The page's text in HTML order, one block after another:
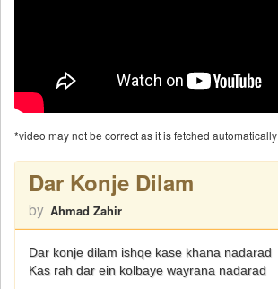
*video may not be correct as it is fetched automatically
Dar Konje Dilam
by Ahmad Zahir
Dar konje dilam ishqe kase khana nadarad
Kas rah dar ein kolbaye wayrana nadarad